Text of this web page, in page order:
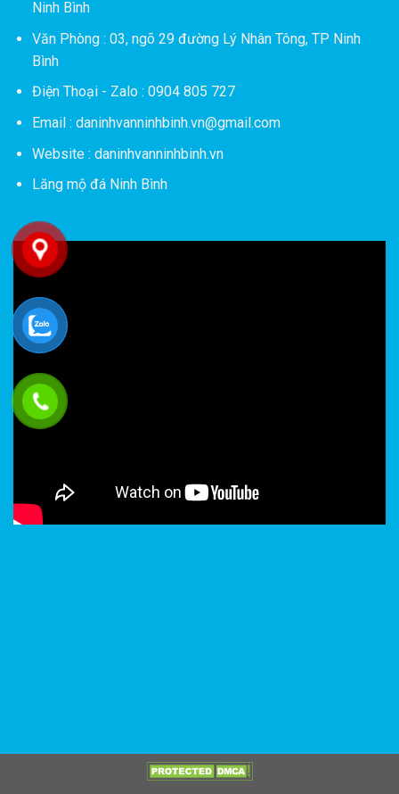
Ninh Bình
Văn Phòng : 03, ngõ 29 đường Lý Nhân Tông, TP Ninh
Bình
Điện Thoại - Zalo : 0904 805 727
Email : daninhvanninhbinh.vn@gmail.com
Website : daninhvanninhbinh.vn
Lăng mộ đá Ninh Bình